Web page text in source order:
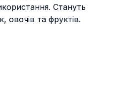
Стануть
овочів та фруктів.